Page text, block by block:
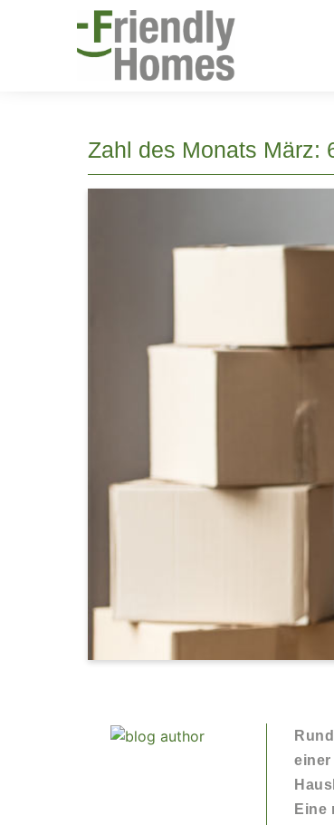
Zahl des Monats März:
einer
Eine